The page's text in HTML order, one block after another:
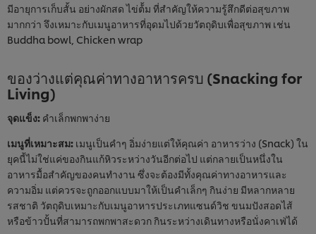
มีอายุการเก็บสั้น อย่างผักสด ไข่ต้้ม ที่สำคัญให้ความรู้สึกดีต่อสุขภาพ
มากกว่า จึงเหมาะกับเมนูอาหารที่อุดมไปด้วยวัตถุดิบเพื่อสุขภาพ เช่น
Buddha bowl, Chicken wrap
ของว่างแต่คุณค่าทางอาหารครบ (Snacking for
Living)
จุดแข็ง: คำเล็กพกพาง่าย
เมนูที่เหมาะสม: เมนูเป็นคำๆ อิ่มง่ายแต่ให้คุณค่า อาหารว่าง (Snack) ใน
ยุคนี้ไม่ใช่แค่ของกินแก้หิวระหว่างวันอีกต่อไป แต่กลายเป็นหนึ่งใน
อาหารมื้อสำคัญของคนทำงาน ซึ่งจะต้องมีทั้งคุณค่าทางอาหารและ
ความอิ่ม แต่ควรจะถูกออกแบบมาให้เป็นคำเล็กๆ กินง่าย มีหลากหลาย
รสชาติ วัตถุดิบเหมาะกับเมนูอาหารประเภทแซนด์วิช ขนมปังสอดไส้
หรือข้าวปั้นที่สามารถพกพาสะดวก กินระหว่างเดินทางหรือนั่งคาเฟ่ได้